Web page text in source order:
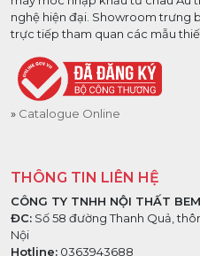
nghệ hiện đại. Showroom trưng
trực tiếp tham quan các mẫu
Catalogue Online
THÔNG TIN LIÊN HỆ
CÔNG TY TNHH NỘI THẤT
ĐC: Số 58 đường Thanh Quả,
Nội
Hotline: 0363943688